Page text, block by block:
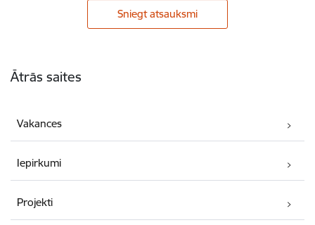
Sniegt atsauksmi
Ātrās saites
Vakances
Iepirkumi
Projekti